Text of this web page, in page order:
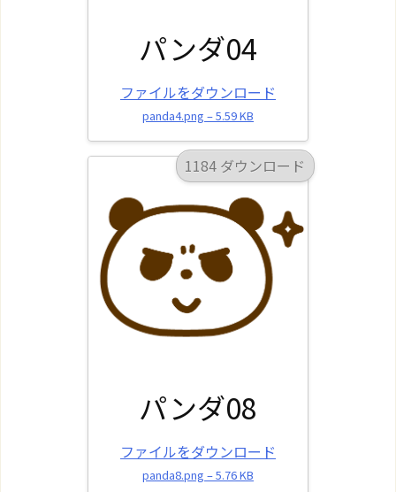
パンダ04
ファイルをダウンロード
panda4.png – 5.59 KB
1184 ダウンロード
パンダ08
ファイルをダウンロード
panda8.png – 5.76 KB